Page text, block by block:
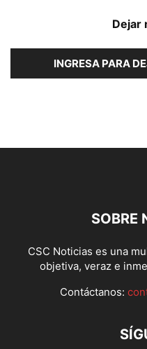
Dejar
INGRESA PARA
SOBRE
CSC Noticias es una
objetiva, veraz e
Contáctanos: